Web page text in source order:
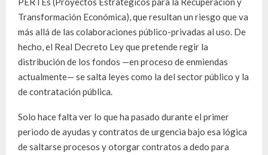
Transformación Económica), que resultan un riesgo que va
más allá de las colaboraciones público-privadas al uso. De
hecho, el Real Decreto Ley que pretende regir la
distribución de los fondos —en proceso de enmiendas
actualmente— se salta leyes como la del sector público y la
de contratación pública.
Solo hace falta ver lo que ha pasado durante el primer
periodo de ayudas y contratos de urgencia bajo esa lógica
de saltarse procesos y otorgar contratos a dedo para